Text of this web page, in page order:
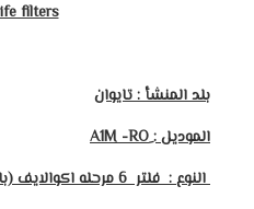
filters
بلد المنشأ : تايوان
الموديل :
النوع : فلتر6 مرحله اكوالايف